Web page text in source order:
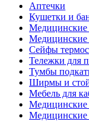
Аптечки
Кушетки и
Медицинские
Медицинские
Сейфы
Тележки для
Тумбы
Ширмы и
Мебель для
Медицинские